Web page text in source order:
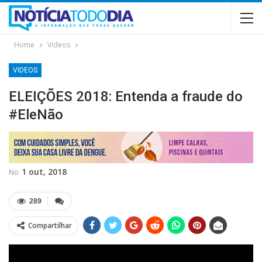
Home Videos
VIDEOS
ELEIÇÕES 2018: Entenda a fraude do
#EleNão
No 1 out, 2018
289
Compartilhar